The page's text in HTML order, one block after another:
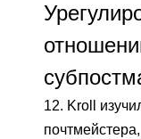
12. Kroll